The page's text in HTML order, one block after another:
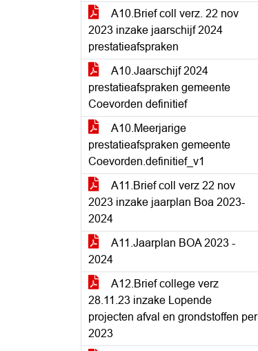
A10.Brief coll verz. 22 nov
2023 inzake jaarschijf 2024
prestatieafspraken
A10.Jaarschijf 2024
prestatieafspraken gemeente
Coevorden definitief
A10.Meerjarige
prestatieafspraken gemeente
Coevorden.definitief_v1
A11.Brief coll verz 22 nov
2023 inzake jaarplan Boa 2023-
2024
A11.Jaarplan BOA 2023 -
2024
A12.Brief college verz
28.11.23 inzake Lopende
projecten afval en grondstoffen per
2023